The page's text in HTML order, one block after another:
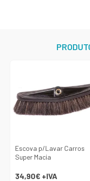
Escova p/Lavar Carros
Super Macia
34,90€ +IVA